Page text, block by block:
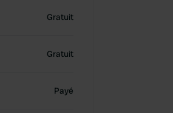
Gratuit
Gratuit
Payé